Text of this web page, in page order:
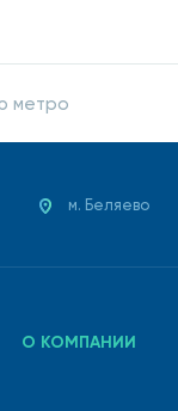
метро
м. Беляево
О КОМПАНИИ